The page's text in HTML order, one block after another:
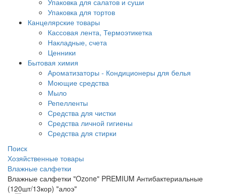
Упаковка для салатов и суши
Упаковка для тортов
Канцелярские товары
Кассовая лента, Термоэтикетка
Накладные, счета
Ценники
Бытовая химия
Ароматизаторы - Кондиционеры для белья
Моющие средства
Мыло
Репелленты
Средства для чистки
Средства личной гигиены
Средства для стирки
Поиск
Хозяйственные товары
Влажные салфетки
Влажные салфетки "Ozone" PREMIUM Антибактериальные
(120шт/13кор) "алоэ"